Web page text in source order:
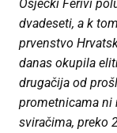
Osječki Ferivi
dvadeseti, a k
prvenstvo
danas okupila
drugačija od
prometnicama ni
sviračima, preko